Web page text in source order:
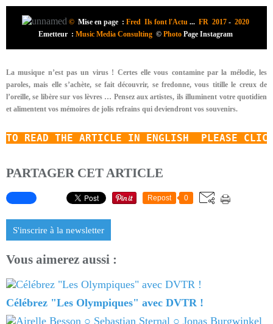
© Mise en page : Fred Ils font l'Actu ... FR 2017 - 2020
Emetteur : Music Media Consulting © Photo Page Instagram
La musique n’est pas un virus ! Certes elle vous contamine par la mélodie, les
paroles, mais elle s’achète, se fait découvrir, se fredonne, vous titille le creux de
l’oreille, se libère sur vos lèvres … Pensez aux artistes, ils illuminent votre quotidien
et alimentent vos mémoires de jolis refrains qui deviendront vos souvenirs.
TO READ THE ARTICLE IN ENGLISH  PLEASE
PARTAGER CET ARTICLE
Repost 0
S'inscrire à la newsletter
Vous aimerez aussi :
Célébrez "Les Olympiques" avec DVTR !